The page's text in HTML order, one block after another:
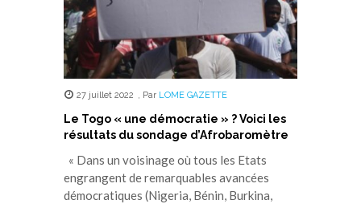
27 juillet 2022 , Par LOME GAZETTE
Le Togo « une démocratie » ? Voici les
résultats du sondage d’Afrobaromètre
« Dans un voisinage où tous les Etats
engrangent de remarquables avancées
démocratiques (Nigeria, Bénin, Burkina,